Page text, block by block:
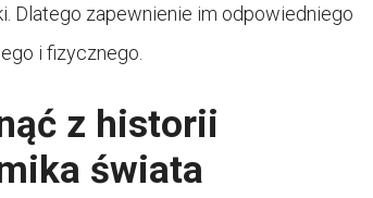
Dlatego zapewnienie im odpowiedniego
i fizycznego.
z historii
świata